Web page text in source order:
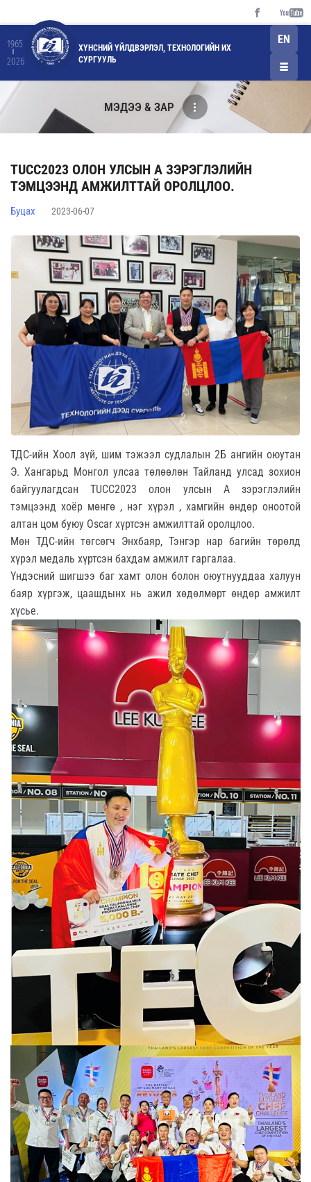
1965
2026
ХҮНСНИЙ ҮЙЛДВЭРЛЭЛ, ТЕХНОЛОГИЙН ИХ
СУРГУУЛЬ
EN
МЭДЭЭ & ЗАР
TUCC2023 ОЛОН УЛСЫН А ЗЭРЭГЛЭЛИЙН
ТЭМЦЭЭНД АМЖИЛТТАЙ ОРОЛЦЛОО.
Буцах 2023-06-07
ТДС-ийн Хоол зүй, шим тэжээл судлалын 2Б ангийн оюутан
Э. Хангарьд Монгол улсаа төлөөлөн Тайланд улсад зохион
байгуулагдсан TUCC2023 олон улсын А зэрэглэлийн
тэмцээнд хоёр мөнгө , нэг хүрэл , хамгийн өндөр оноотой
алтан цом буюу Oscar хүртсэн амжилттай оролцлоо.
Мөн ТДС-ийн төгсөгч Энхбаяр, Тэнгэр нар багийн төрөлд
хүрэл медаль хүртсэн бахдам амжилт гаргалаа.
Үндэсний шигшээ баг хамт олон болон оюутнууддаа халуун
баяр хүргэж, цаашдынх нь ажил хөдөлмөрт өндөр амжилт
хүсье.